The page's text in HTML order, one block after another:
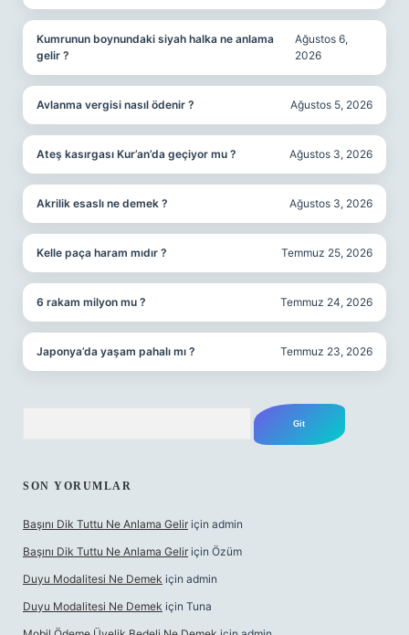
Kumrunun boynundaki siyah halka ne anlama
gelir ?
Ağustos 6,
2026
Avlanma vergisi nasıl ödenir ? Ağustos 5, 2026
Ateş kasırgası Kur’an’da geçiyor mu ? Ağustos 3, 2026
Akrilik esaslı ne demek ? Ağustos 3, 2026
Kelle paça haram mıdır ? Temmuz 25, 2026
6 rakam milyon mu ? Temmuz 24, 2026
Japonya’da yaşam pahalı mı ? Temmuz 23, 2026
SON YORUMLAR
Başını Dik Tuttu Ne Anlama Gelir için admin
Başını Dik Tuttu Ne Anlama Gelir için Özüm
Duyu Modalitesi Ne Demek için admin
Duyu Modalitesi Ne Demek için Tuna